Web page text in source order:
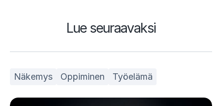
Lue seuraavaksi
Näkemys Oppiminen Työelämä